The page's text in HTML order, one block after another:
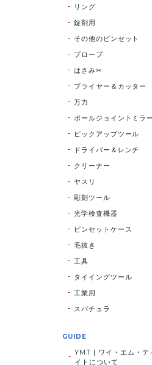
リング
錠剤用
その他のピンセット
プローブ
はさみ✂
プライヤー＆カッター
万力
ポールジョイントミラー
ピックアップツール
ドライバー＆レンチ
クリーナー
ヤスリ
彫刻ツール
光学検査機器
ピンセットケース
毛抜き
工具
タイイングツール
工業用
スパチュラ
GUIDE
YMT | ワイ・エム・テ
イトについて